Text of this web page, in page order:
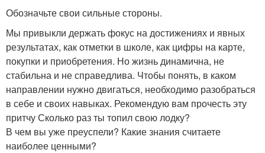
Обозначьте свои сильные стороны.
Мы привыкли держать фокус на достижениях и явных
результатах, как отметки в школе, как цифры на карте,
покупки и приобретения. Но жизнь динамична, не
стабильна и не справедлива. Чтобы понять, в каком
направлении нужно двигаться, необходимо разобраться
в себе и своих навыках. Рекомендую вам прочесть эту
притчу Сколько раз ты топил свою лодку?
В чем вы уже преуспели? Какие знания считаете
наиболее ценными?